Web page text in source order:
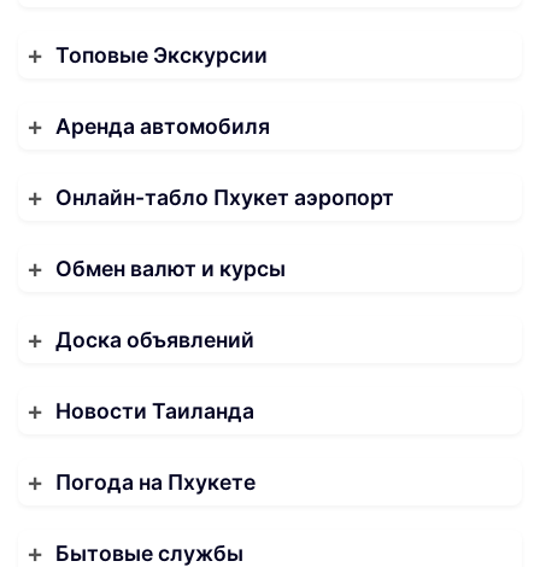
Топовые Экскурсии
Аренда автомобиля
Онлайн-табло Пхукет аэропорт
Обмен валют и курсы
Доска объявлений
Новости Таиланда
Погода на Пхукете
Бытовые службы